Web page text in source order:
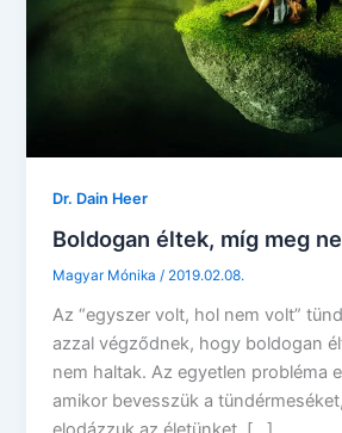
Dr. Dain Heer
Boldogan éltek, míg meg
Magyar Mónika/ 2019.02.08.
Az “egyszer volt, hol nem volt”
azzal végződnek, hogy boldogan
nem haltak. Az egyetlen probléma
amikor bevesszük a